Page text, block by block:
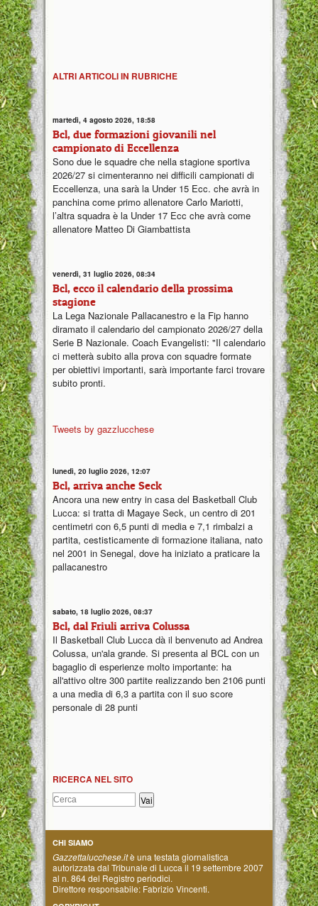
ALTRI ARTICOLI IN RUBRICHE
martedì, 4 agosto 2026, 18:58
Bcl, due formazioni giovanili nel
campionato di Eccellenza
Sono due le squadre che nella stagione sportiva
2026/27 si cimenteranno nei difficili campionati di
Eccellenza, una sarà la Under 15 Ecc. che avrà in
panchina come primo allenatore Carlo Mariotti,
l’altra squadra è la Under 17 Ecc che avrà come
allenatore Matteo Di Giambattista
venerdì, 31 luglio 2026, 08:34
Bcl, ecco il calendario della prossima
stagione
La Lega Nazionale Pallacanestro e la Fip hanno
diramato il calendario del campionato 2026/27 della
Serie B Nazionale. Coach Evangelisti: "Il calendario
ci metterà subito alla prova con squadre formate
per obiettivi importanti, sarà importante farci trovare
subito pronti.
Tweets by gazzlucchese
lunedì, 20 luglio 2026, 12:07
Bcl, arriva anche Seck
Ancora una new entry in casa del Basketball Club
Lucca: si tratta di Magaye Seck, un centro di 201
centimetri con 6,5 punti di media e 7,1 rimbalzi a
partita, cestisticamente di formazione italiana, nato
nel 2001 in Senegal, dove ha iniziato a praticare la
pallacanestro
sabato, 18 luglio 2026, 08:37
Bcl, dal Friuli arriva Colussa
Il Basketball Club Lucca dà il benvenuto ad Andrea
Colussa, un'ala grande. Si presenta al BCL con un
bagaglio di esperienze molto importante: ha
all'attivo oltre 300 partite realizzando ben 2106 punti
a una media di 6,3 a partita con il suo score
personale di 28 punti
RICERCA NEL SITO
CHI SIAMO
Gazzettalucchese.itè una testata giornalistica
autorizzata dal Tribunale di Lucca il 19 settembre 2007
al n. 864 del Registro periodici.
Direttore responsabile: Fabrizio Vincenti.